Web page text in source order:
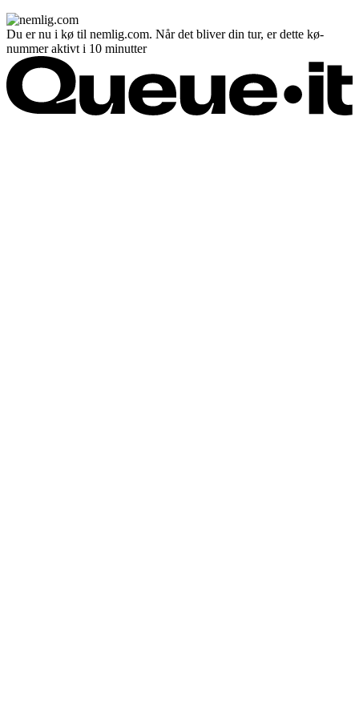
Du er nu i kø til nemlig.com. Når det bliver din tur, er dette kø-
nummer aktivt i 10 minutter